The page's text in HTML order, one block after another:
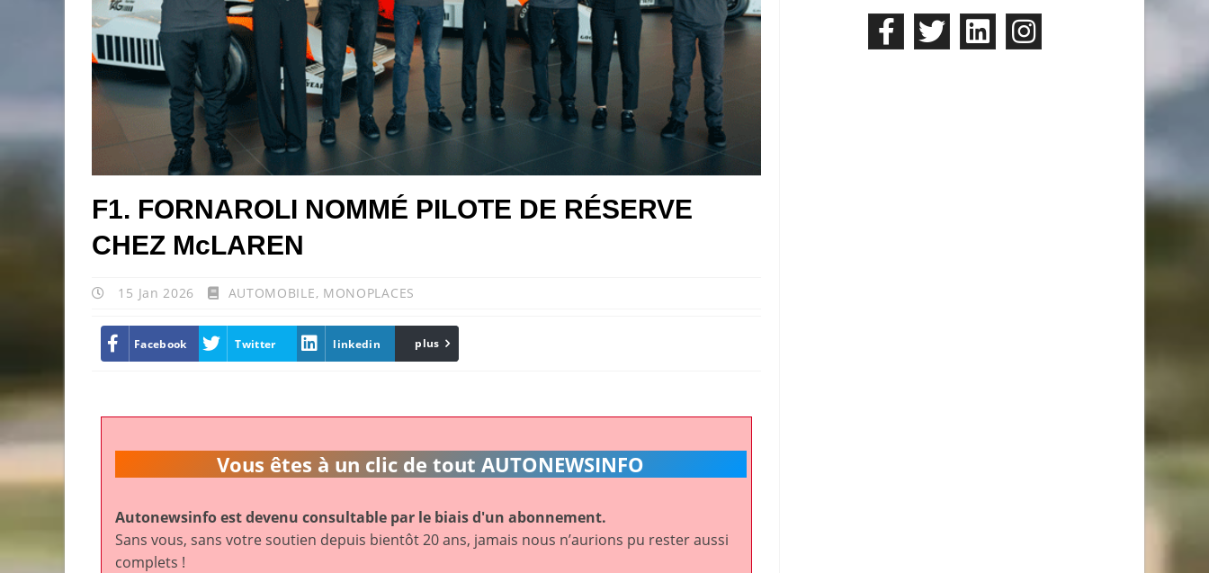
F1. FORNAROLI NOMMÉ PILOTE DE RÉSERVE
CHEZ McLAREN
15 Jan 2026 AUTOMOBILE, MONOPLACES
Facebook Twitter linkedin Email
plus
Vous êtes à un clic de tout AUTONEWSINFO
Autonewsinfo est devenu consultable par le biais d'un abonnement.
Sans vous, sans votre soutien depuis bientôt 20 ans, jamais nous n’aurions pu rester aussi
complets !